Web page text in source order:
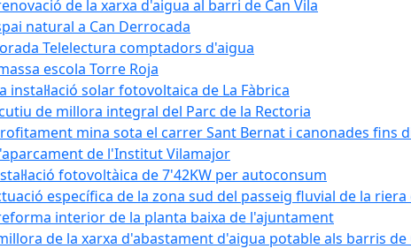
de la xarxa d'aigua al barri de Can Vila
natural a Can Derrocada
Telelectura comptadors d'aigua
escola Torre Roja
instal·lació solar fotovoltaica de La Fàbrica
de millora integral del Parc de la Rectoria
mina sota el carrer Sant Bernat i canonades fins
de l'Institut Vilamajor
fotovoltàica de 7'42KW per autoconsum
específica de la zona sud del passeig fluvial de la
interior de la planta baixa de l'ajuntament
de la xarxa d'abastament d'aigua potable als barris de